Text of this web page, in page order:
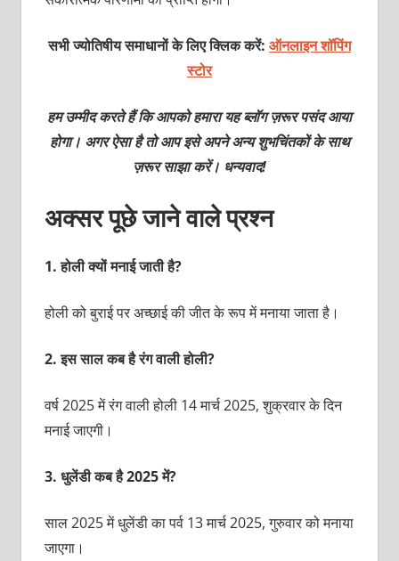
सभी ज्योतिषीय समाधानों के लिए क्लिक करें: ऑनलाइन शॉपिंग
स्टोर
हम उम्मीद करते हैं कि आपको हमारा यह ब्लॉग ज़रूर पसंद आया
होगा। अगर ऐसा है तो आप इसे अपने अन्य शुभचिंतकों के साथ
ज़रूर साझा करें। धन्यवाद!
अक्सर पूछे जाने वाले प्रश्न
1.होली क्यों मनाई जाती है?
होली को बुराई पर अच्छाई की जीत के रूप में मनाया जाता है।
2.इस साल कब है रंग वाली होली?
वर्ष 2025 में रंग वाली होली 14 मार्च 2025, शुक्रवार के दिन
मनाई जाएगी।
3. धुलेंडी कब है 2025 में?
साल 2025 में धुलेंडी का पर्व 13 मार्च 2025, गुरुवार को मनाया
जाएगा।